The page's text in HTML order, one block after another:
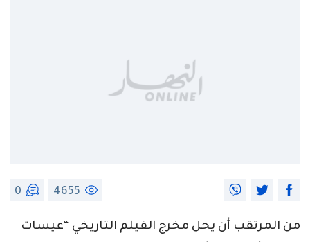
4655
0
من المرتقب أن يحل مخرج الفيلم التاريخي “عيسات